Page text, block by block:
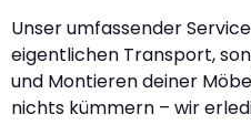
Unser umfassender
eigentlichen Transport,
und Montieren deiner
nichts kümmern – wir